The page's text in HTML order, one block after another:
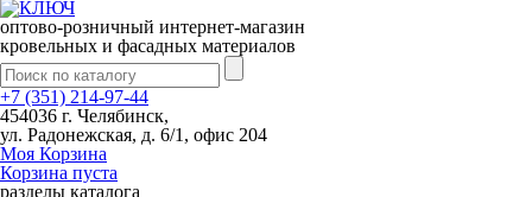
оптово-розничный интернет-магазин
кровельных и фасадных материалов
+7 (351) 214-97-44
454036 г. Челябинск,
ул. Радонежская, д. 6/1, офис 204
Моя Корзина
Корзина пуста
разделы каталога